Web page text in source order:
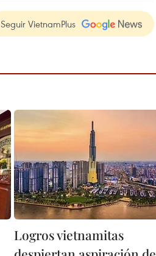
Seguir VietnamPlus
Logros vietnamitas